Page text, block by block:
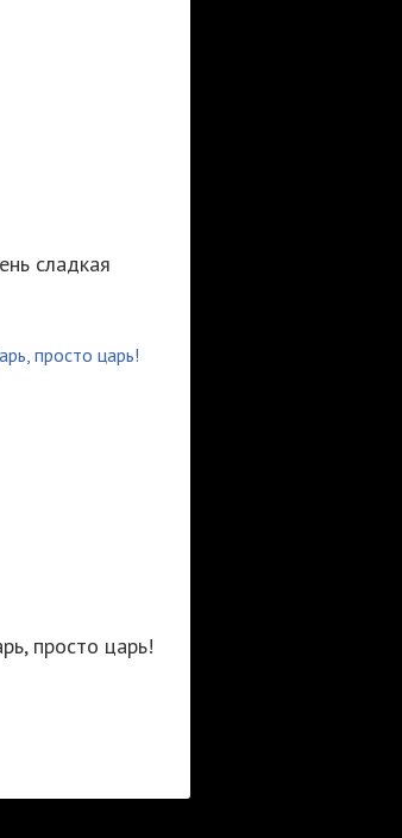
сладкая
просто царь!